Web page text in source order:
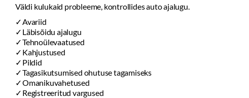
Väldi kulukaid probleeme, kontrollides auto ajalugu.
Avariid
Läbisõidu ajalugu
Tehnoülevaatused
Kahjustused
Pildid
Tagasikutsumised ohutuse tagamiseks
Omanikuvahetused
Registreeritud vargused